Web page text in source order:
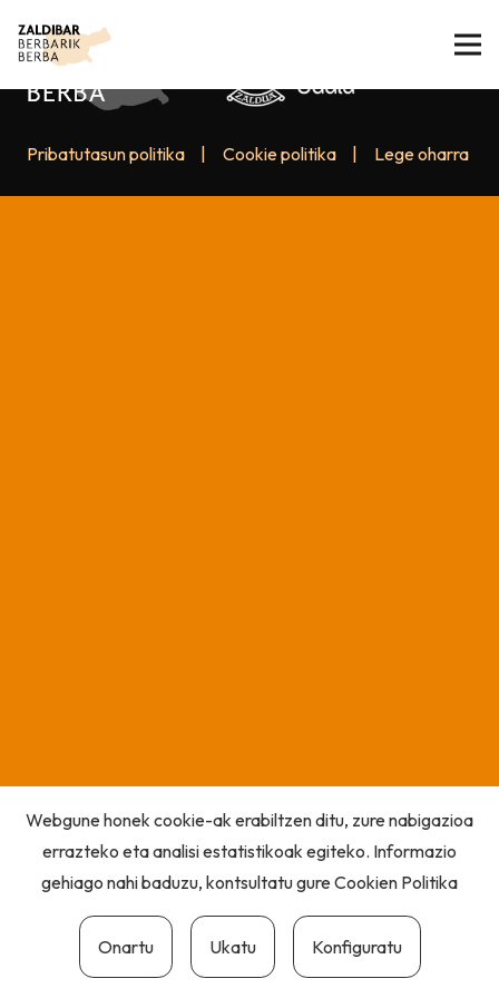
Pribatutasun politika Cookie politika Lege oharra
Webgune honek cookie-ak erabiltzen ditu, zure nabigazioa
errazteko eta analisi estatistikoak egiteko. Informazio
gehiago nahi baduzu, kontsultatu gureCookien Politika
Onartu Ukatu Konfiguratu